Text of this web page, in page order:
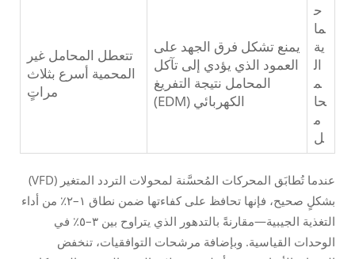
ح
ما
ية
ال
م
حا
م
ل
يمنع تشكل فرق الجهد على
العمود الذي يؤدي إلى تآكل
المحامل نتيجة التفريغ
الكهربائي (EDM)
تتعطل المحامل غير
المحمية أسرع بثلاث
مراتٍ
عندما تُطابَق المحركات المُحسَّنة لمحولات التردد المتغير (VFD)
بشكلٍ صحيح، فإنها تحافظ على كفاءتها ضمن نطاق ١–٢٪ من أداء
التغذية الجيبية—مقارنةً بالتدهور الذي يتراوح بين ٣–٥٪ في
الوحدات القياسية. وبإضافة مرشحات التوافقيات، تنخفض